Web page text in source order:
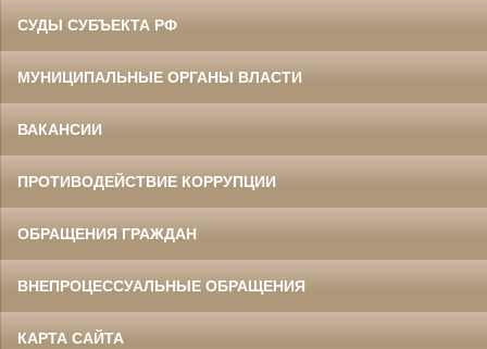
СУДЫ СУБЪЕКТА РФ
МУНИЦИПАЛЬНЫЕ ОРГАНЫ ВЛАСТИ
ВАКАНСИИ
ПРОТИВОДЕЙСТВИЕ КОРРУПЦИИ
ОБРАЩЕНИЯ ГРАЖДАН
ВНЕПРОЦЕССУАЛЬНЫЕ ОБРАЩЕНИЯ
КАРТА САЙТА